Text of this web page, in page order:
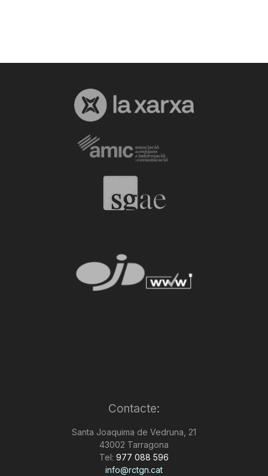
Contacte:
Santa Joaquima de Vedruna, 21
43002 Tarragona
Tel: 977 088 596
info@rctgn.cat